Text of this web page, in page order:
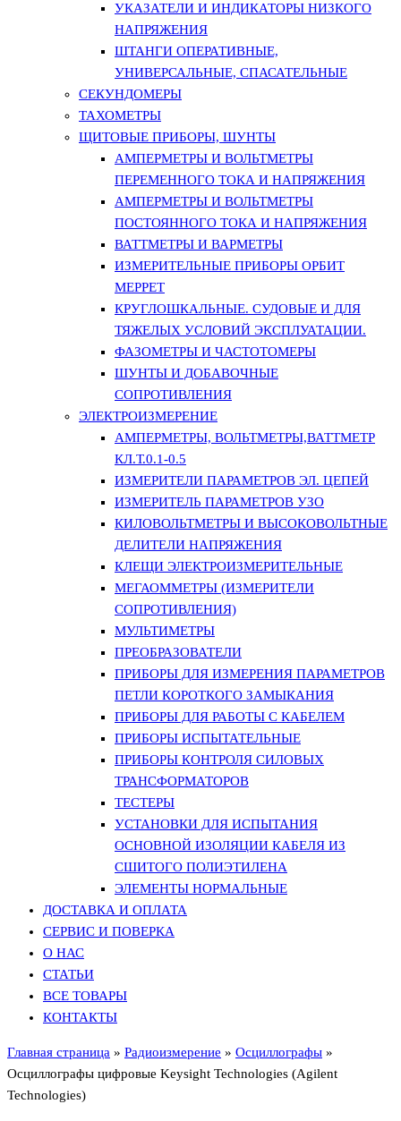
УКАЗАТЕЛИ И ИНДИКАТОРЫ НИЗКОГО
НАПРЯЖЕНИЯ
ШТАНГИ ОПЕРАТИВНЫЕ,
УНИВЕРСАЛЬНЫЕ, СПАСАТЕЛЬНЫЕ
СЕКУНДОМЕРЫ
ТАХОМЕТРЫ
ЩИТОВЫЕ ПРИБОРЫ, ШУНТЫ
АМПЕРМЕТРЫ И ВОЛЬТМЕТРЫ
ПЕРЕМЕННОГО ТОКА И НАПРЯЖЕНИЯ
АМПЕРМЕТРЫ И ВОЛЬТМЕТРЫ
ПОСТОЯННОГО ТОКА И НАПРЯЖЕНИЯ
ВАТТМЕТРЫ И ВАРМЕТРЫ
ИЗМЕРИТЕЛЬНЫЕ ПРИБОРЫ ОРБИТ
МЕРРЕТ
КРУГЛОШКАЛЬНЫЕ. СУДОВЫЕ И ДЛЯ
ТЯЖЕЛЫХ УСЛОВИЙ ЭКСПЛУАТАЦИИ.
ФАЗОМЕТРЫ И ЧАСТОТОМЕРЫ
ШУНТЫ И ДОБАВОЧНЫЕ
СОПРОТИВЛЕНИЯ
ЭЛЕКТРОИЗМЕРЕНИЕ
АМПЕРМЕТРЫ, ВОЛЬТМЕТРЫ,ВАТТМЕТР
КЛ.Т.0.1-0.5
ИЗМЕРИТЕЛИ ПАРАМЕТРОВ ЭЛ. ЦЕПЕЙ
ИЗМЕРИТЕЛЬ ПАРАМЕТРОВ УЗО
КИЛОВОЛЬТМЕТРЫ И ВЫСОКОВОЛЬТНЫЕ
ДЕЛИТЕЛИ НАПРЯЖЕНИЯ
КЛЕЩИ ЭЛЕКТРОИЗМЕРИТЕЛЬНЫЕ
МЕГАОММЕТРЫ (ИЗМЕРИТЕЛИ
СОПРОТИВЛЕНИЯ)
МУЛЬТИМЕТРЫ
ПРЕОБРАЗОВАТЕЛИ
ПРИБОРЫ ДЛЯ ИЗМЕРЕНИЯ ПАРАМЕТРОВ
ПЕТЛИ КОРОТКОГО ЗАМЫКАНИЯ
ПРИБОРЫ ДЛЯ РАБОТЫ С КАБЕЛЕМ
ПРИБОРЫ ИСПЫТАТЕЛЬНЫЕ
ПРИБОРЫ КОНТРОЛЯ СИЛОВЫХ
ТРАНСФОРМАТОРОВ
ТЕСТЕРЫ
УСТАНОВКИ ДЛЯ ИСПЫТАНИЯ
ОСНОВНОЙ ИЗОЛЯЦИИ КАБЕЛЯ ИЗ
СШИТОГО ПОЛИЭТИЛЕНА
ЭЛЕМЕНТЫ НОРМАЛЬНЫЕ
ДОСТАВКА И ОПЛАТА
СЕРВИС И ПОВЕРКА
О НАС
СТАТЬИ
ВСЕ ТОВАРЫ
КОНТАКТЫ
Главная страница » Радиоизмерение » Осциллографы »
Осциллографы цифровые Keysight Technologies (Agilent
Technologies)